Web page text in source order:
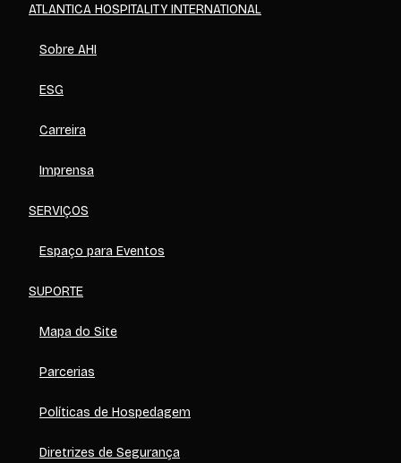
ATLANTICA HOSPITALITY INTERNATIONAL
Sobre AHI
ESG
Carreira
Imprensa
SERVIÇOS
Espaço para Eventos
SUPORTE
Mapa do Site
Parcerias
Políticas de Hospedagem
Diretrizes de Segurança